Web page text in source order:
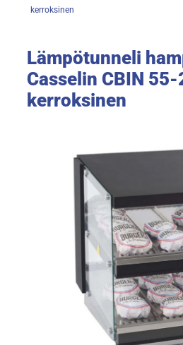
kerroksinen
Lämpötunneli
Casselin CBIN
kerroksinen